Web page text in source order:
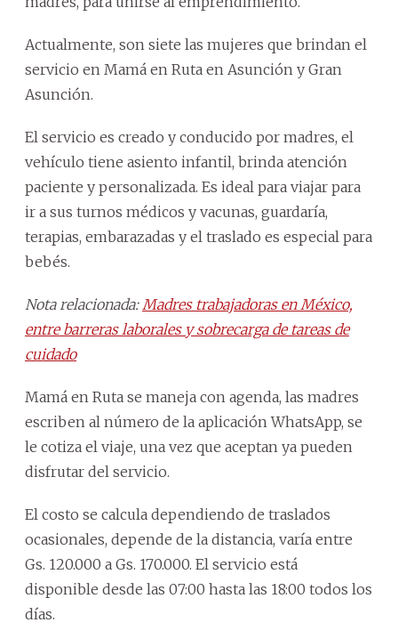
Actualmente, son siete las mujeres que brindan el
servicio en Mamá en Ruta en Asunción y Gran
Asunción.
El servicio es creado y conducido por madres, el
vehículo tiene asiento infantil, brinda atención
paciente y personalizada. Es ideal para viajar para
ir a sus turnos médicos y vacunas, guardaría,
terapias, embarazadas y el traslado es especial para
bebés.
Nota relacionada:Madres trabajadoras en México,
entre barreras laborales y sobrecarga de tareas de
cuidado
Mamá en Ruta se maneja con agenda, las madres
escriben al número de la aplicación WhatsApp, se
le cotiza el viaje, una vez que aceptan ya pueden
disfrutar del servicio.
El costo se calcula dependiendo de traslados
ocasionales, depende de la distancia, varía entre
Gs. 120.000 a Gs. 170.000. El servicio está
disponible desde las 07:00 hasta las 18:00 todos los
días.